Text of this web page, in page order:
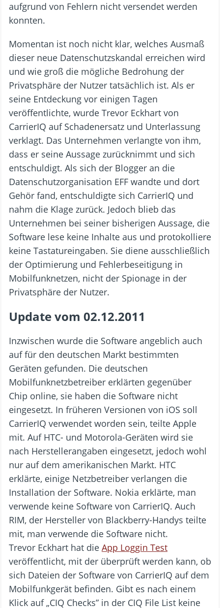
aufgrund von Fehlern nicht versendet werden
konnten.
Momentan ist noch nicht klar, welches Ausmaß
dieser neue Datenschutzskandal erreichen wird
und wie groß die mögliche Bedrohung der
Privatsphäre der Nutzer tatsächlich ist. Als er
seine Entdeckung vor einigen Tagen
veröffentlichte, wurde Trevor Eckhart von
CarrierIQ auf Schadenersatz und Unterlassung
verklagt. Das Unternehmen verlangte von ihm,
dass er seine Aussage zurücknimmt und sich
entschuldigt. Als sich der Blogger an die
Datenschutzorganisation EFF wandte und dort
Gehör fand, entschuldigte sich CarrierIQ und
nahm die Klage zurück. Jedoch blieb das
Unternehmen bei seiner bisherigen Aussage, die
Software lese keine Inhalte aus und protokolliere
keine Tastatureingaben. Sie diene ausschließlich
der Optimierung und Fehlerbeseitigung in
Mobilfunknetzen, nicht der Spionage in der
Privatsphäre der Nutzer.
Update vom 02.12.2011
Inzwischen wurde die Software angeblich auch
auf für den deutschen Markt bestimmten
Geräten gefunden. Die deutschen
Mobilfunknetzbetreiber erklärten gegenüber
Chip online, sie haben die Software nicht
eingesetzt. In früheren Versionen von iOS soll
CarrierIQ verwendet worden sein, teilte Apple
mit. Auf HTC- und Motorola-Geräten wird sie
nach Herstellerangaben eingesetzt, jedoch wohl
nur auf dem amerikanischen Markt. HTC
erklärte, einige Netzbetreiber verlangen die
Installation der Software. Nokia erklärte, man
verwende keine Software von CarrierIQ. Auch
RIM, der Hersteller von Blackberry-Handys teilte
mit, man verwende die Software nicht.
Trevor Eckhart hat die App Loggin Test
veröffentlicht, mit der überprüft werden kann, ob
sich Dateien der Software von CarrierIQ auf dem
Mobilfunkgerät befinden. Gibt es nach einem
Klick auf „CIQ Checks” in der CIQ File List keine